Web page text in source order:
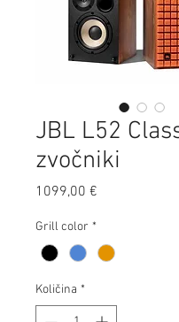
JBL L52
zvočniki
1099,00 €
Grill color *
Količina *